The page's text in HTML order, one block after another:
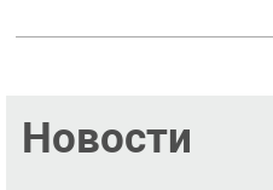
Новости